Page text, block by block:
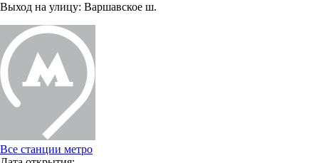
Выход на улицу: Варшавское ш.
Все станции метро